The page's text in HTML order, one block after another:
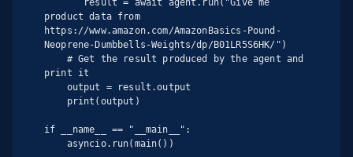
product data from
https://www.amazon.com/AmazonBasics-Pound-
Neoprene-Dumbbells-Weights/dp/B01LR5S6HK/")
print it
if __name__ == "__main__":
    asyncio.run(main())